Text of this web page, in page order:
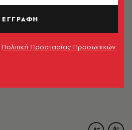
ΕΓΓΡΑΦΗ
Πολιτική Προστασίας Προσωπικών